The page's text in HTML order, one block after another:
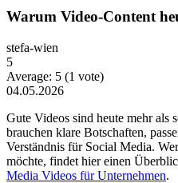
Warum Video-Content
stefa-wien
5
Average: 5 (1 vote)
04.05.2026
Gute Videos sind heute mehr als
brauchen klare Botschaften,
Verständnis für Social Media.
möchte, findet hier einen
Media Videos für Unternehmen.